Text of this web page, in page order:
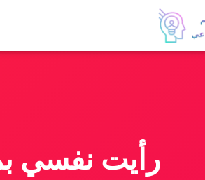
رأيت نفسي